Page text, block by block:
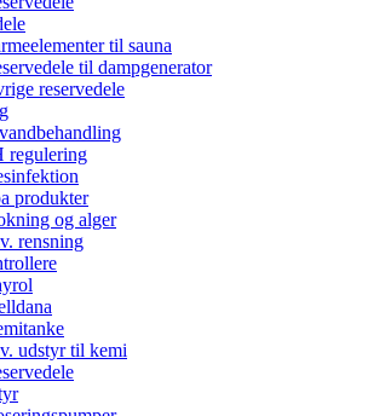
til sauna
til dampgenerator
reservedele
regulering
produkter
og alger
rensning
udstyr til kemi